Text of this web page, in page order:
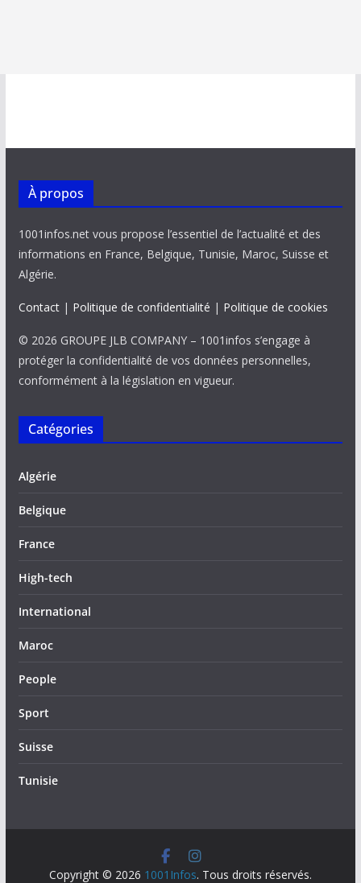
À propos
1001infos.net vous propose l’essentiel de l’actualité et des
informations en France, Belgique, Tunisie, Maroc, Suisse et
Algérie.
Contact| Politique de confidentialité | Politique de cookies
© 2026 GROUPE JLB COMPANY – 1001infos s’engage à
protéger la confidentialité de vos données personnelles,
conformément à la législation en vigueur.
Catégories
Algérie
Belgique
France
High-tech
International
Maroc
People
Sport
Suisse
Tunisie
Copyright © 2026 1001Infos. Tous droits réservés.